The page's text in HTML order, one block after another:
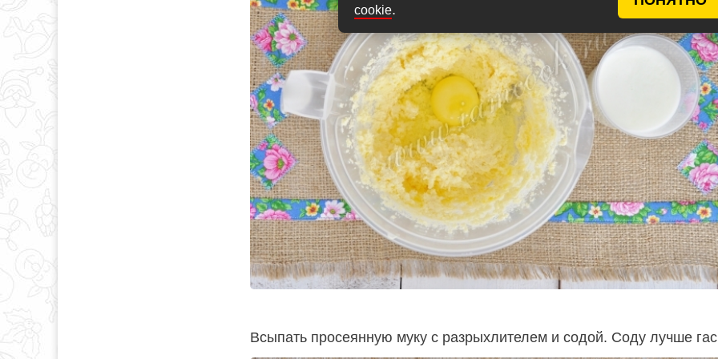
cookie.
Всыпать просеянную муку с разрыхлителем и содой. Соду лучше